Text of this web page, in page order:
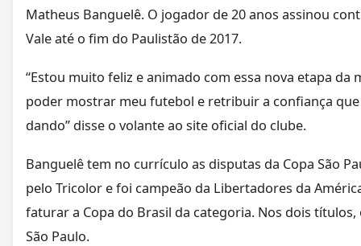
Matheus Banguelê. O jogador de 20 anos assinou
Vale até o fim do Paulistão de 2017.
“Estou muito feliz e animado com essa nova etapa da
poder mostrar meu futebol e retribuir a confiança
dando” disse o volante ao site oficial do clube.
Banguelê tem no currículo as disputas da Copa São
pelo Tricolor e foi campeão da Libertadores da
faturar a Copa do Brasil da categoria. Nos dois
São Paulo.